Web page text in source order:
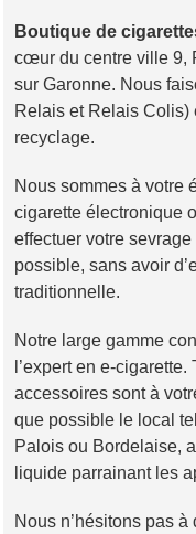
Boutique de
cœur du centre ville 9,
sur Garonne. Nous
Relais et Relais Colis)
recyclage.
Nous sommes à votre
cigarette électronique
effectuer votre
possible, sans avoir
traditionnelle.
Notre large gamme
l’expert en e-
accessoires sont à
que possible le local
Palois ou Bordelaise,
liquide parrainant les
Nous n’hésitons pas